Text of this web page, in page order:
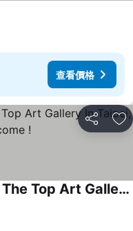
查看價格
分享 加
The Sogoart Deluxe Suite, The Top Art Gallery In Taipei, Sincerely Welcome !